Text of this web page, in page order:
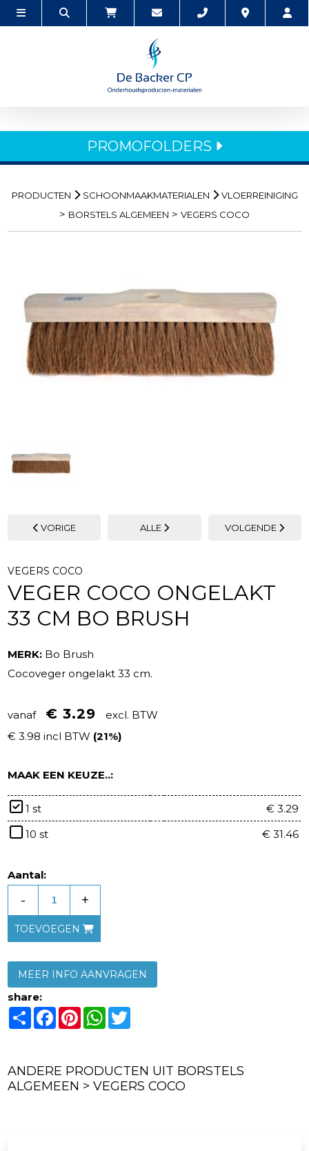
PROMOFOLDERS
PRODUCTEN SCHOONMAAKMATERIALEN VLOERREINIGING
> BORSTELS ALGEMEEN > VEGERS COCO
VORIGE ALLE VOLGENDE
VEGERS COCO
VEGER COCO ONGELAKT
33 CM BO BRUSH
MERK: Bo Brush
Cocoveger ongelakt 33 cm.
vanaf € 3.29
excl. BTW
€ 3.98 incl BTW (21%)
MAAK EEN KEUZE..:
1 st
€ 3.29
10 st
€ 31.46
Aantal:
- +
TOEVOEGEN
MEER INFO AANVRAGEN
share:
ShareFacebook
PinterestWhatsApp
ANDERE PRODUCTEN UIT BORSTELS
ALGEMEEN > VEGERS COCO